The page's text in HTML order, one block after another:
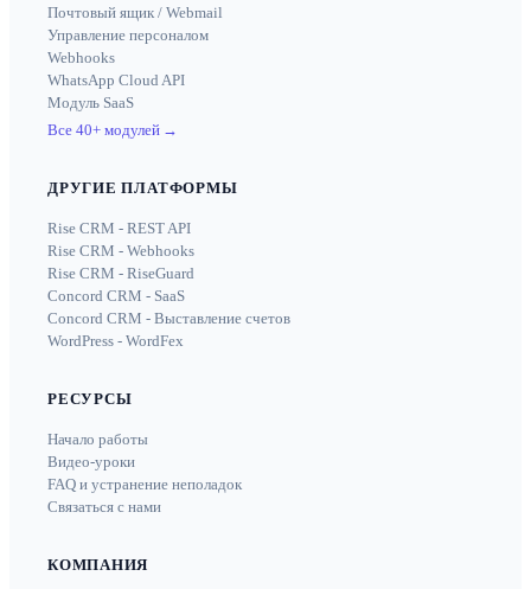
Почтовый ящик / Webmail
Управление персоналом
Webhooks
WhatsApp Cloud API
Модуль SaaS
Все 40+ модулей →
ДРУГИЕ ПЛАТФОРМЫ
Rise CRM - REST API
Rise CRM - Webhooks
Rise CRM - RiseGuard
Concord CRM - SaaS
Concord CRM - Выставление счетов
WordPress - WordFex
РЕСУРСЫ
Начало работы
Видео-уроки
FAQ и устранение неполадок
Связаться с нами
КОМПАНИЯ